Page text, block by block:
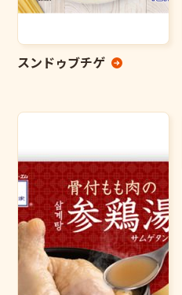
スンドゥブチゲ